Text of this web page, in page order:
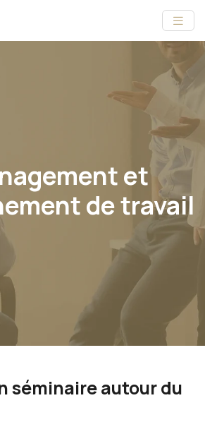
et
de travail
séminaire autour du